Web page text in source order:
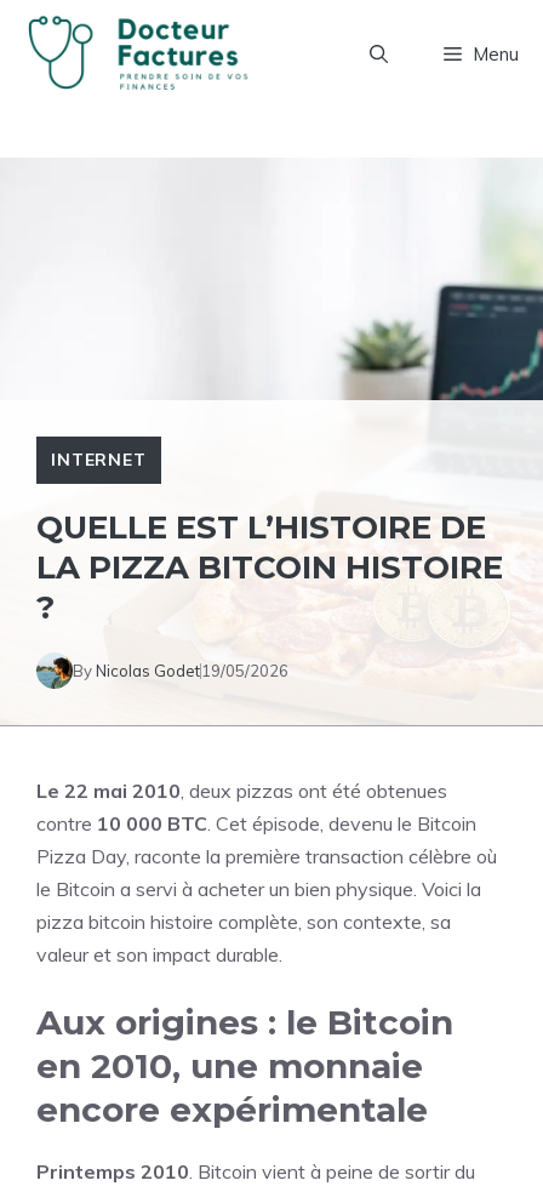
Aller
contenu
Menu
INTERNET
QUELLE EST L’HISTOIRE DE
LA PIZZA BITCOIN HISTOIRE
?
ByNicolas Godet19/05/2026
Le 22 mai 2010, deux pizzas ont été obtenues
contre 10 000 BTC. Cet épisode, devenu le Bitcoin
Pizza Day, raconte la première transaction célèbre où
le Bitcoin a servi à acheter un bien physique. Voici la
pizza bitcoin histoire complète, son contexte, sa
valeur et son impact durable.
Aux origines : le Bitcoin
en 2010, une monnaie
encore expérimentale
Printemps 2010. Bitcoin vient à peine de sortir du